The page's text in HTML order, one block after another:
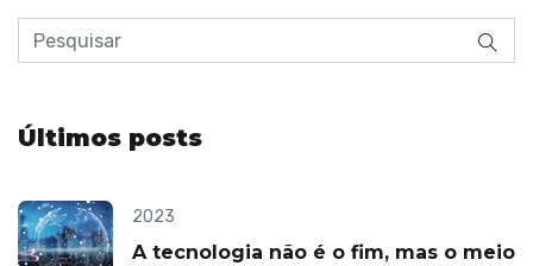
Últimos posts
2023
A tecnologia não é o fim, mas o meio